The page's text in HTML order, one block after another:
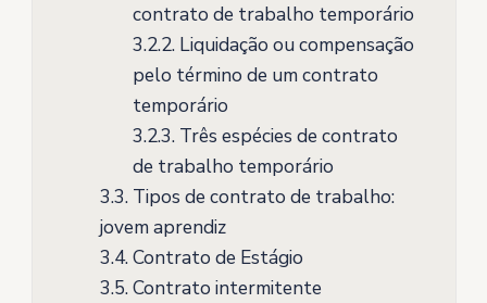
contrato de trabalho temporário
3.2.2.Liquidação ou compensação
pelo término de um contrato
temporário
3.2.3.Três espécies de contrato
de trabalho temporário
3.3.Tipos de contrato de trabalho:
jovem aprendiz
3.4.Contrato de Estágio
3.5.Contrato intermitente